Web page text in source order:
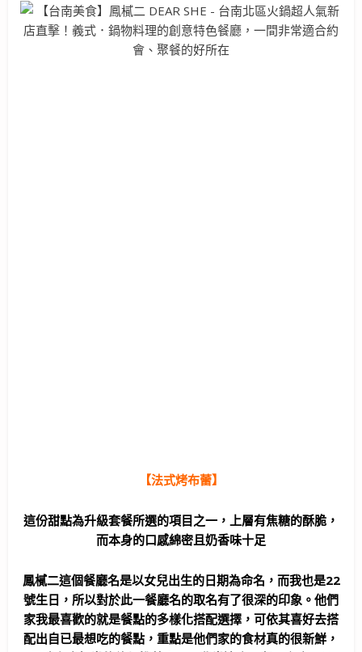
【法式烤布蕾】
這份甜點為升級套餐所選的項目之一，上層有焦糖的酥脆，
而本身的口感綿密且奶香味十足
鳳樲二這個餐廳名是以女兒出生的日期為命名，而我也是22
號生日，所以對於此一餐廳名的取名有了很深的印象。他們
家我最喜歡的就是餐點的多樣化搭配選擇，可依其喜好去搭
配出自已最想吃的餐點，重點是他們家的食材真的很新鮮，